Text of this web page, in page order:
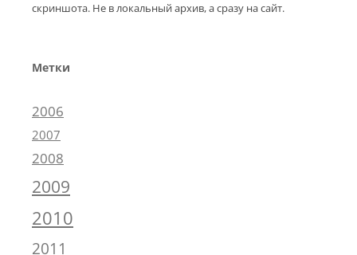
скриншота. Не в локальный архив, а сразу на сайт.
Метки
2006
2007
2008
2009
2010
2011